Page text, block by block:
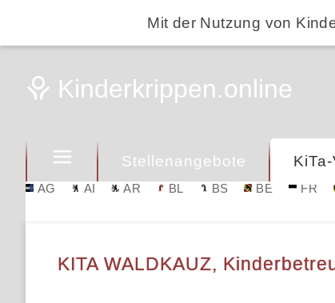
Mit der Nutzung von
Stellenangebote
AG AI AR BL BS BE FR
KITA WALDKAUZ,